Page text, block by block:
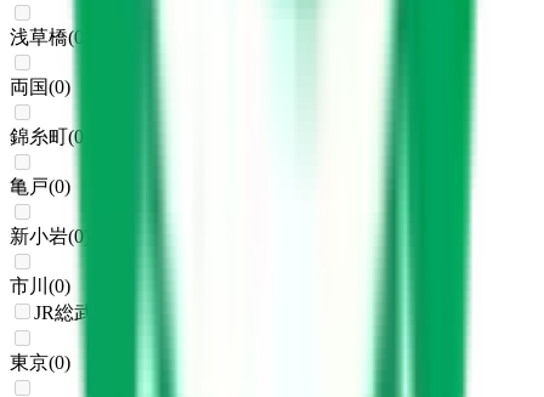
浅草橋(0
両国(0)
錦糸町(0
亀戸(0)
新小岩(0
市川 (0)
JR総武本線
東京(0)